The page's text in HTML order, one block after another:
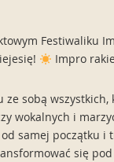
Festiwaliku
Impro
sobą
wokalnych i
od samej początku
się